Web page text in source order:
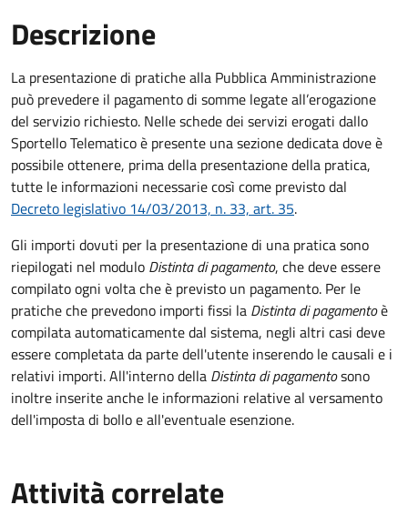
Descrizione
La presentazione di pratiche alla Pubblica Amministrazione
può prevedere il pagamento di somme legate all’erogazione
del servizio richiesto. Nelle schede dei servizi erogati dallo
Sportello Telematico è presente una sezione dedicata dove è
possibile ottenere, prima della presentazione della pratica,
tutte le informazioni necessarie così come previsto dal
Decreto legislativo 14/03/2013, n. 33, art. 35.
Gli importi dovuti per la presentazione di una pratica sono
riepilogati nel modulo Distinta di pagamento, che deve essere
compilato ogni volta che è previsto un pagamento. Per le
pratiche che prevedono importi fissi la Distinta di pagamentoè
compilata automaticamente dal sistema, negli altri casi deve
essere completata da parte dell'utente inserendo le causali e i
relativi importi.All'interno della Distinta di pagamentosono
inoltre inserite anche le informazioni relative al versamento
dell'imposta di bollo e all'eventuale esenzione.
Attività correlate